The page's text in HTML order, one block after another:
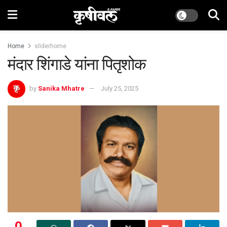
Home sliderhome
मंदार शिंगाडे यांना पितृशोक
by Sanika Mhatre July 25, 2025